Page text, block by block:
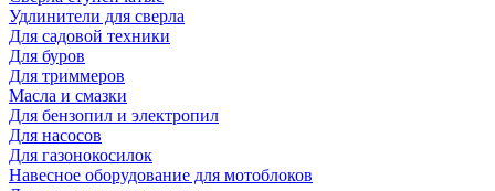
Удлинители для сверла
Для садовой техники
Для буров
Для триммеров
Масла и смазки
Для бензопил и электропил
Для насосов
Для газонокосилок
Навесное оборудование для мотоблоков